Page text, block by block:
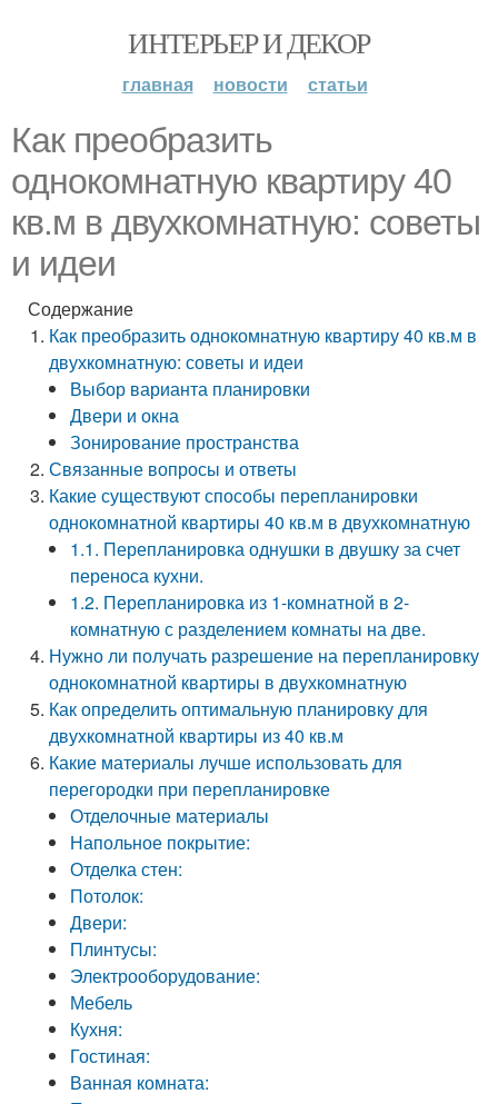
ИНТЕРЬЕР И ДЕКОР
главная новости статьи
Как преобразить
однокомнатную квартиру 40
кв.м в двухкомнатную: советы
и идеи
Содержание
Как преобразить однокомнатную квартиру 40 кв.м в
двухкомнатную: советы и идеи
Выбор варианта планировки
Двери и окна
Зонирование пространства
Связанные вопросы и ответы
Какие существуют способы перепланировки
однокомнатной квартиры 40 кв.м в двухкомнатную
1.1. Перепланировка однушки в двушку за счет
переноса кухни.
1.2. Перепланировка из 1-комнатной в 2-
комнатную с разделением комнаты на две.
Нужно ли получать разрешение на перепланировку
однокомнатной квартиры в двухкомнатную
Как определить оптимальную планировку для
двухкомнатной квартиры из 40 кв.м
Какие материалы лучше использовать для
перегородки при перепланировке
Отделочные материалы
Напольное покрытие:
Отделка стен:
Потолок:
Двери:
Плинтусы:
Электрооборудование:
Мебель
Кухня:
Гостиная:
Ванная комната: